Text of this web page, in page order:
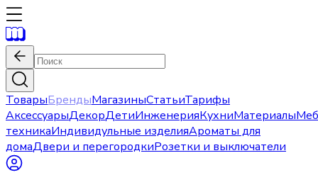
ТоварыБрендыМагазиныСтатьиТарифы
АксессуарыДекорДетиИнженерияКухниМатериалы
техникаИндивидульные изделияАроматы для
домаДвери и перегородкиРозетки и выключатели